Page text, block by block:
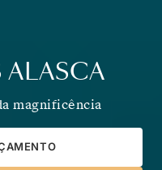
ALASCA
magnificência